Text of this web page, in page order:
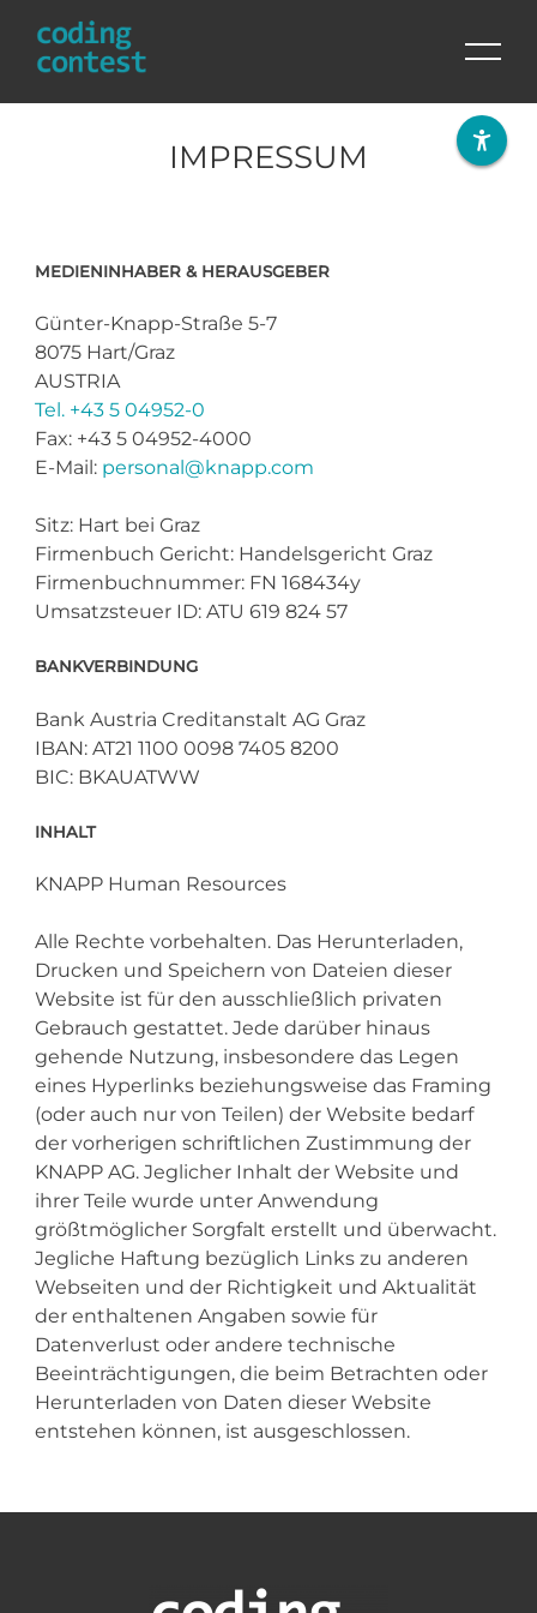
IMPRESSUM
MEDIENINHABER & HERAUSGEBER
Günter-Knapp-Straße 5-7
8075 Hart/Graz
AUSTRIA
Tel. +43 5 04952-0
Fax: +43 5 04952-4000
E-Mail: personal@knapp.com
Sitz: Hart bei Graz
Firmenbuch Gericht: Handelsgericht Graz
Firmenbuchnummer: FN 168434y
Umsatzsteuer ID: ATU 619 824 57
BANKVERBINDUNG
Bank Austria Creditanstalt AG Graz
IBAN: AT21 1100 0098 7405 8200
BIC: BKAUATWW
INHALT
KNAPP Human Resources
Alle Rechte vorbehalten. Das Herunterladen,
Drucken und Speichern von Dateien dieser
Website ist für den ausschließlich privaten
Gebrauch gestattet. Jede darüber hinaus
gehende Nutzung, insbesondere das Legen
eines Hyperlinks beziehungsweise das Framing
(oder auch nur von Teilen) der Website bedarf
der vorherigen schriftlichen Zustimmung der
KNAPP AG. Jeglicher Inhalt der Website und
ihrer Teile wurde unter Anwendung
größtmöglicher Sorgfalt erstellt und überwacht.
Jegliche Haftung bezüglich Links zu anderen
Webseiten und der Richtigkeit und Aktualität
der enthaltenen Angaben sowie für
Datenverlust oder andere technische
Beeinträchtigungen, die beim Betrachten oder
Herunterladen von Daten dieser Website
entstehen können, ist ausgeschlossen.